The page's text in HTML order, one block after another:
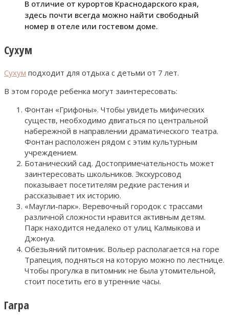
В отличие от курортов Краснодарского края,
здесь почти всегда можно найти свободный
номер в отеле или гостевом доме.
Сухум
Сухум подходит для отдыха с детьми от 7 лет.
В этом городе ребенка могут заинтересовать:
Фонтан «Грифоны». Чтобы увидеть мифических
существ, необходимо двигаться по центральной
набережной в направлении драматического театра.
Фонтан расположен рядом с этим культурным
учреждением.
Ботанический сад. Достопримечательность может
заинтересовать школьников. Экскурсовод
показывает посетителям редкие растения и
рассказывает их историю.
«Маугли-парк». Веревочный городок с трассами
различной сложности нравится активным детям.
Парк находится недалеко от улиц Калмыкова и
Джонуа.
Обезьяний питомник. Вольер располагается на горе
Трапеция, подняться на которую можно по лестнице.
Чтобы прогулка в питомник не была утомительной,
стоит посетить его в утренние часы.
Гагра